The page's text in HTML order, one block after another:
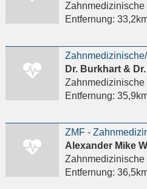
Zahnmedizinische
Entfernung:
Dr. Burkhart &
Zahnmedizinische
Entfernung:
Alexander Mike
Zahnmedizinische
Entfernung: